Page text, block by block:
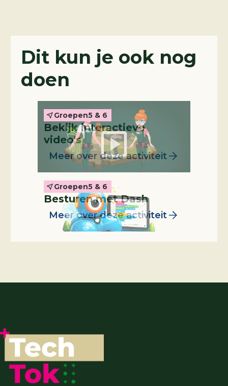
Dit kun je ook nog
doen
Groepen5 & 6
Bekijk interactieve
video's
Meer over deze activiteit
Leskist
Groepen5 & 6
Besturen met Dash
Meer over deze activiteit